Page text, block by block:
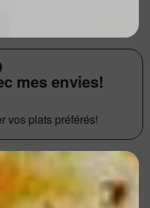
mes envies!
vos plats préférés!